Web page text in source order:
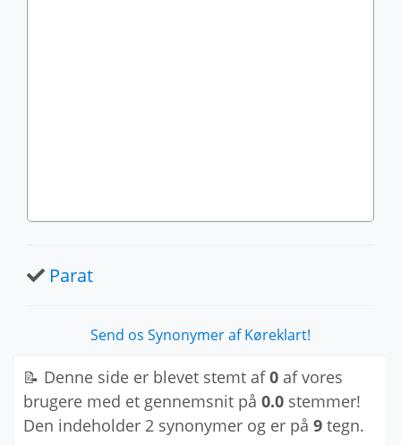
Parat
Send os Synonymer af Køreklart!
📝 Denne side er blevet stemt af0 af vores
brugere med et gennemsnit på 0.0 stemmer!
Den indeholder 2 synonymer og er på 9 tegn.